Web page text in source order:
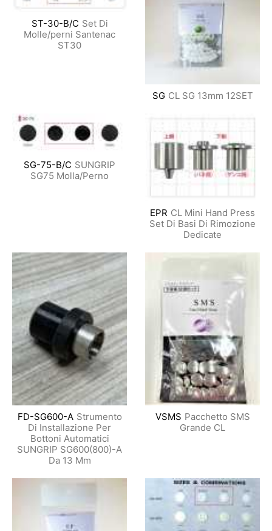
ST-30-B/C Set Di
Molle/perni Santenac
ST30
SG CL SG 13mm 12SET
SG-75-B/C SUNGRIP
SG75 Molla/Perno
EPR CL Mini Hand Press
Set Di Basi Di Rimozione
Dedicate
FD-SG600-A Strumento
Di Installazione Per
Bottoni Automatici
SUNGRIP SG600(800)-A
Da 13 Mm
VSMS Pacchetto SMS
Grande CL